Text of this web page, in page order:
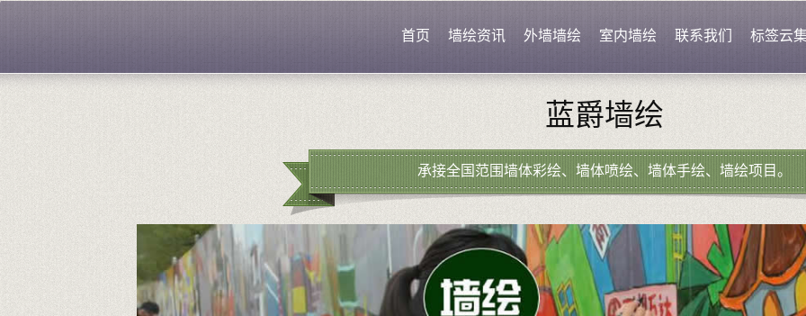
首页 墙绘资讯 外墙墙绘 室内墙绘 联系我们 标签云
蓝爵墙绘
承接全国范围墙体彩绘、墙体喷绘、墙体手绘、墙绘项目。